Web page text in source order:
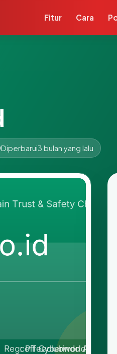
Fitur Cara
Diperbarui3 bulan yang lalu